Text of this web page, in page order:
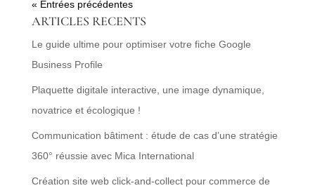
« Entrées précédentes
ARTICLES RECENTS
Le guide ultime pour optimiser votre fiche Google
Business Profile
Plaquette digitale interactive, une image dynamique,
novatrice et écologique !
Communication bâtiment : étude de cas d’une stratégie
360° réussie avec Mica International
Création site web click-and-collect pour commerce de